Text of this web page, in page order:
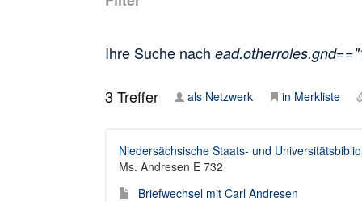
Ihre Suche nach
3 Treffer als Netzwerk in Merkliste
Niedersächsische Staats- und
Ms. Andresen E 732
Briefwechsel mit Carl Andresen